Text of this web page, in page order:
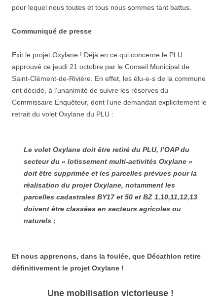
pour lequel nous toutes et tous nous sommes tant battus.
Communiqué de presse
Exit le projet Oxylane ! Déjà en ce qui concerne le PLU
approuvé ce jeudi 21 octobre par le Conseil Municipal de
Saint-Clément-de-Rivière. En effet, les élu-e-s de la commune
ont décidé, à l’unanimité de suivre les réserves du
Commissaire Enquêteur, dont l’une demandait explicitement le
retrait du volet Oxylane du PLU :
Le volet Oxylane doit être retiré du PLU, l’OAP du
secteur du « lotissement multi-activités Oxylane »
doit être supprimée et les parcelles prévues pour la
réalisation du projet Oxylane, notamment les
parcelles cadastrales BY17 et 50 et BZ 1,10,11,12,13
doivent être classées en secteurs agricoles ou
naturels ;
Et nous apprenons, dans la foulée, que Décathlon retire
définitivement le projet Oxylane !
Une mobilisation victorieuse !